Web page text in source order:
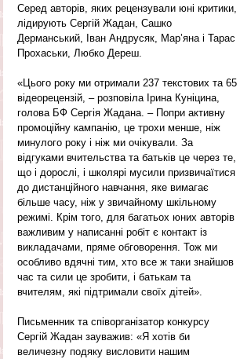
Серед авторів, яких рецензували юні критики,
лідирують Сергій Жадан, Сашко
Дерманський, Іван Андрусяк, Мар’яна і Тарас
Прохаськи, Любко Дереш.
«Цього року ми отримали 237 текстових та 65
відеорецензій, – розповіла Ірина Куніцина,
голова БФ Сергія Жадана. – Попри активну
промоційну кампанію, це трохи менше, ніж
минулого року і ніж ми очікували. За
відгуками вчительства та батьків це через те,
що і дорослі, і школярі мусили призвичаїтися
до дистанційного навчання, яке вимагає
більше часу, ніж у звичайному шкільному
режимі. Крім того, для багатьох юних авторів
важливим у написанні робіт є контакт із
викладачами, пряме обговорення. Тож ми
особливо вдячні тим, хто все ж таки знайшов
час та сили це зробити, і батькам та
вчителям, які підтримали своїх дітей».
Письменник та співорганізатор конкурсу
Сергій Жадан зауважив: «Я хотів би
величезну подяку висловити нашим